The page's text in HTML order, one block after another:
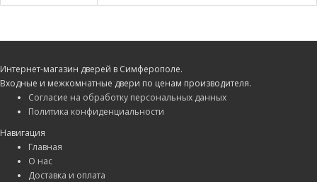
Интернет-магазин дверей в Симферополе.
Входные и межкомнатные двери по ценам производителя.
Согласие на обработку персональных данных
Политика конфиденциальности
Навигация
Главная
О нас
Доставка и оплата